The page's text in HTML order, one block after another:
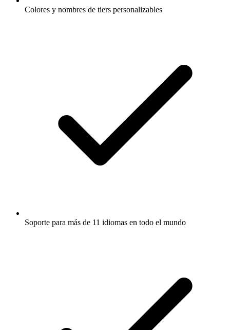
Colores y nombres de tiers personalizables
Soporte para más de 11 idiomas en todo el mundo